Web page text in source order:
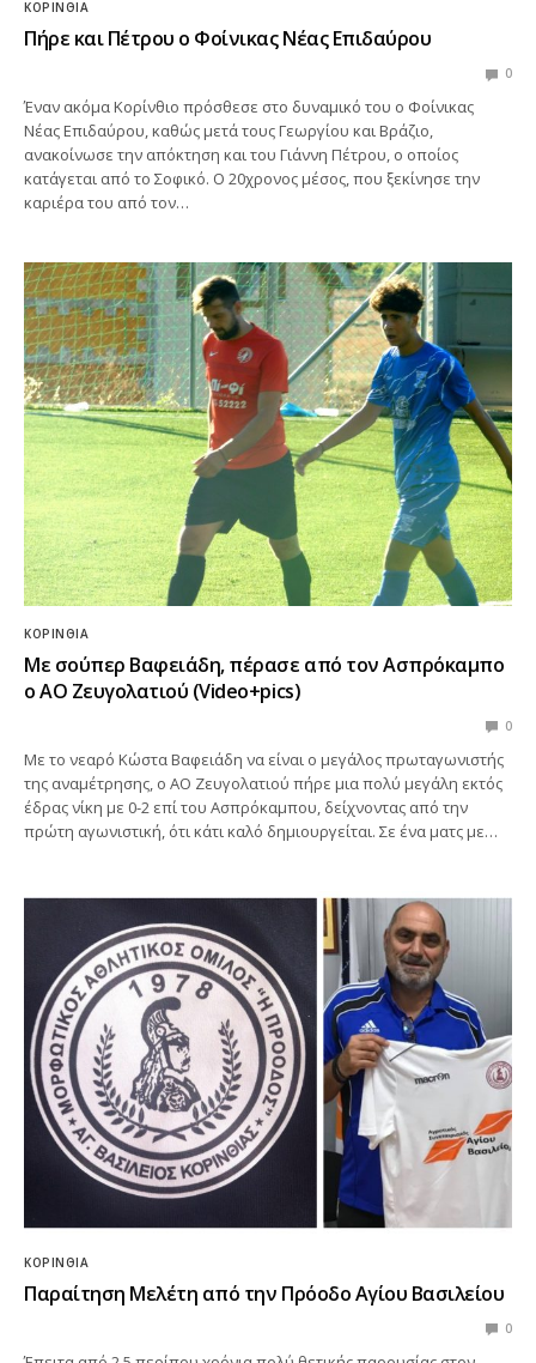
ΚΟΡΙΝΘΊΑ
Πήρε και Πέτρου ο Φοίνικας Νέας Επιδαύρου
0
Έναν ακόμα Κορίνθιο πρόσθεσε στο δυναμικό του ο Φοίνικας
Νέας Επιδαύρου, καθώς μετά τους Γεωργίου και Βράζιο,
ανακοίνωσε την απόκτηση και του Γιάννη Πέτρου, ο οποίος
κατάγεται από το Σοφικό. Ο 20χρονος μέσος, που ξεκίνησε την
καριέρα του από τον…
ΚΟΡΙΝΘΊΑ
Με σούπερ Βαφειάδη, πέρασε από τον Ασπρόκαμπο
ο ΑΟ Ζευγολατιού (Video+pics)
0
Με το νεαρό Κώστα Βαφειάδη να είναι ο μεγάλος πρωταγωνιστής
της αναμέτρησης, ο ΑΟ Ζευγολατιού πήρε μια πολύ μεγάλη εκτός
έδρας νίκη με 0-2 επί του Ασπρόκαμπου, δείχνοντας από την
πρώτη αγωνιστική, ότι κάτι καλό δημιουργείται. Σε ένα ματς με…
ΚΟΡΙΝΘΊΑ
Παραίτηση Μελέτη από την Πρόοδο Αγίου Βασιλείου
0